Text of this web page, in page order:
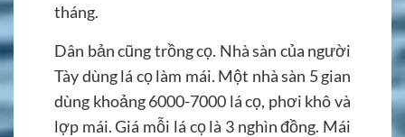
tháng.
Dân bản cũng trồng cọ. Nhà sàn của người
Tày dùng lá cọ làm mái. Một nhà sàn 5 gian
dùng khoảng 6000-7000 lá cọ, phơi khô và
lợp mái. Giá mỗi lá cọ là 3 nghìn đồng. Mái